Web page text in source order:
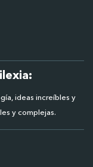
ideas increíbles y
y complejas.